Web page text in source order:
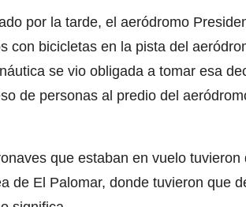
por la tarde, el aeródromo
con bicicletas en la pista del
se vio obligada a tomar esa
de personas al predio del
que estaban en vuelo tuvieron
de El Palomar, donde tuvieron que